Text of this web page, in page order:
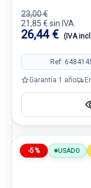
23,00 €
21,85 € sin IVA.
26,44 € (IVA
Ref:
Garantía 1 año
-5% USADO